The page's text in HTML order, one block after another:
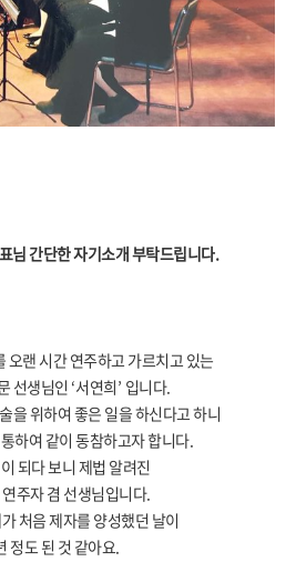
님 간단한 자기소개 부탁드립니다.
오랜 시간 연주하고 가르치고 있는
선생님인 ‘서연희’ 입니다.
을 위하여 좋은 일을 하신다고 하니
하여 같이 동참하고자 합니다.
되다 보니 제법 알려진
주자 겸 선생님입니다.
처음 제자를 양성했던 날이
정도 된 것 같아요.